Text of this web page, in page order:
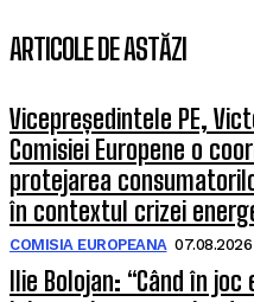
ARTICOLE DE ASTĂZI
Vicepreședintele PE,
Comisiei Europene o
protejarea
în contextul crizei
COMISIA EUROPEANA 07.08.2026
Ilie Bolojan: “Când în